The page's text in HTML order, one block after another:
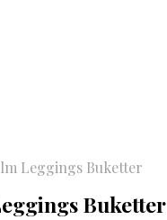
Leggings Buketter
Buketter